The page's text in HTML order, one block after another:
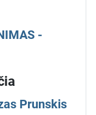
-
Prunskis